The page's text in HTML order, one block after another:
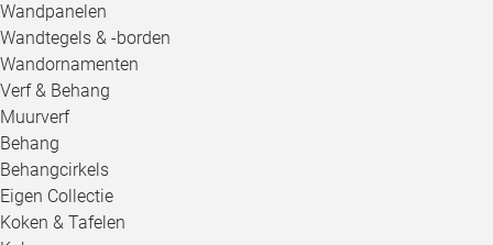
Wandpanelen
Wandtegels & -borden
Wandornamenten
Verf & Behang
Muurverf
Behang
Behangcirkels
Eigen Collectie
Koken & Tafelen